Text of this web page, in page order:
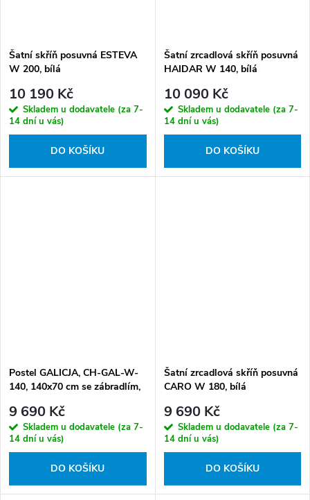
Šatní skříň posuvná ESTEVA
W 200, bílá
10 190 Kč
Skladem u dodavatele (za 7-
14 dní u vás)
DO KOŠÍKU
Šatní zrcadlová skříň posuvná
HAIDAR W 140, bílá
10 090 Kč
Skladem u dodavatele (za 7-
14 dní u vás)
DO KOŠÍKU
Postel GALICJA, CH-GAL-W-
140, 140x70 cm se zábradlím,
9 690 Kč
Skladem u dodavatele (za 7-
14 dní u vás)
DO KOŠÍKU
Šatní zrcadlová skříň posuvná
CARO W 180, bílá
9 690 Kč
Skladem u dodavatele (za 7-
14 dní u vás)
DO KOŠÍKU